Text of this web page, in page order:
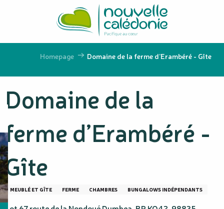
principal
Homepage Domaine de la ferme d’Erambéré - Gîte
Domaine de la
ferme d’Erambéré -
Gîte
MEUBLÉ ET GÎTE FERME CHAMBRES BUNGALOWS INDÉPENDANTS